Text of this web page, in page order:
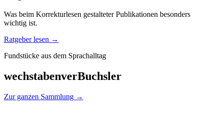
Was beim Korrekturlesen gestalteter Publikationen besonders
wichtig ist.
Ratgeber lesen →
Fundstücke aus dem Sprachalltag
wechstabenverBuchsler
Zur ganzen Sammlung →